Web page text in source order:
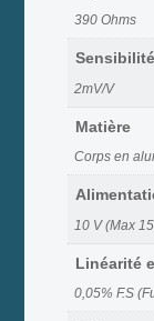
390 Ohms
Sensibilité
2mV/V
Matière
Corps en
10 V (Max
Linéarité
0,05% F.S